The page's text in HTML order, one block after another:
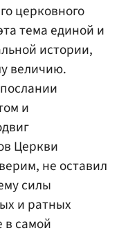
церковного
тема единой и
истории,
величию.
и
Церкви
не оставил
силы
и ратных
в самой